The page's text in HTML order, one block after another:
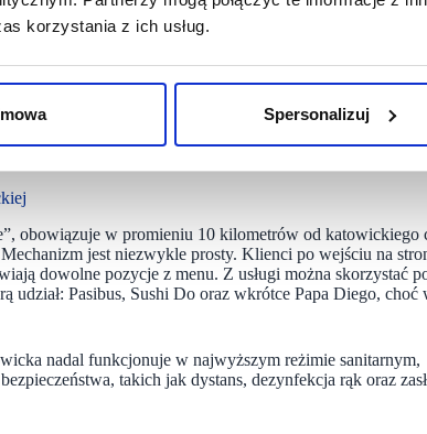
korzystania z ich usług.
Spersonalizuj
dowozu posiłków – mówi Joanna Bagińska, Dyrektor
pandemii”, przygotowany na zlecenie Santander
Podążając za aktualnymi preferencjami konsumentów
klientów, ale też pozwoli wesprzeć najemców
do korzystania z oferty restauracji znajdujących
obowiązuje w promieniu 10 kilometrów od katowickiego
jest niezwykle prosty. Klienci po wejściu na
dowolne pozycje z menu. Z usługi można skorzystać
Pasibus, Sushi Do oraz wkrótce Papa Diego, choć
nadal funkcjonuje w najwyższym reżimie sanitarnym,
takich jak dystans, dezynfekcja rąk oraz